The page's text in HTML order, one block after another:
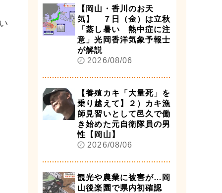
【岡山・香川のお天
気】 ７日（金）は立秋
「蒸し暑い 熱中症に注
意」光岡香洋気象予報士
が解説
2026/08/06
【養殖カキ「大量死」を
乗り越えて】２）カキ漁
師見習いとして邑久で働
き始めた元自衛隊員の男
性【岡山】
2026/08/06
観光や農業に被害が…岡
山後楽園で県内初確認